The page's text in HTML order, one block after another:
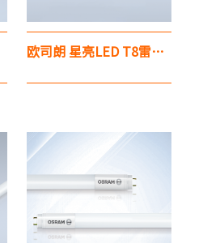
欧司朗 星亮LED T8雷达感应灯管